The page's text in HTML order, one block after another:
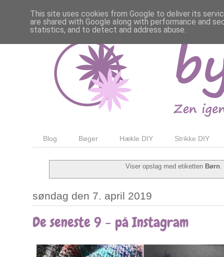
Blog Bøger Hækle DIY Strikke DIY
Viser opslag med etiketten Børn.
søndag den 7. april 2019
De seneste 9 - på Instagram
This site uses cookies from Google to deliver its
are shared with Google along with performance and
statistics, and to detect and address abuse.